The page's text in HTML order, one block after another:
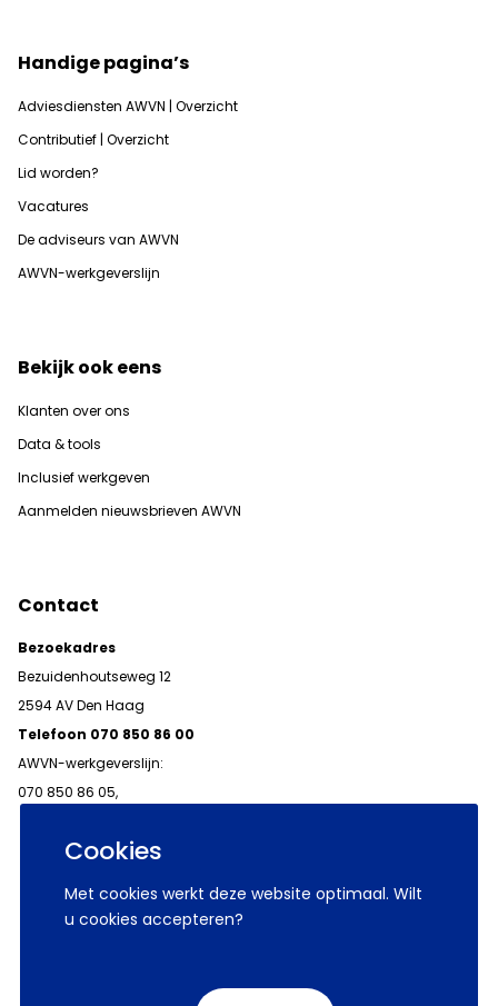
Cookies
Met cookies werkt deze website optimaal. Wilt
u cookies accepteren?
Handige pagina’s
Adviesdiensten AWVN | Overzicht
Contributief | Overzicht
Lid worden?
Vacatures
De adviseurs van AWVN
AWVN-werkgeverslijn
Bekijk ook eens
Klanten over ons
Data & tools
Inclusief werkgeven
Aanmelden nieuwsbrieven AWVN
Contact
Bezoekadres
Bezuidenhoutseweg 12
2594 AV Den Haag
Telefoon 070 850 86 00
AWVN-werkgeverslijn:
070 850 86 05,
© 2026 AWVN